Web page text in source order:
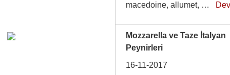
macedoine, allumet, …
Mozzarella ve Taze İtalyan
Peynirleri
16-11-2017